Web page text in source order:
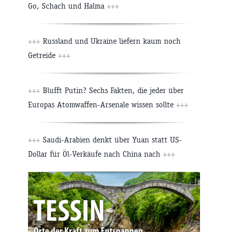
Go, Schach und Halma +++
+++ Russland und Ukraine liefern kaum noch
Getreide +++
+++ Blufft Putin? Sechs Fakten, die jeder über
Europas Atomwaffen-Arsenale wissen sollte +++
+++ Saudi-Arabien denkt über Yuan statt US-
Dollar für Öl-Verkäufe nach China nach +++